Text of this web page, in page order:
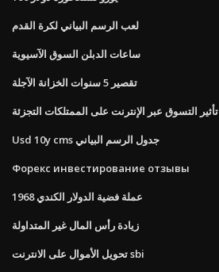
لعب الرسم البياني لكرة القدم
ساعات الدبلن السوق الآسيوية
تقصير 5 سنوات الخزانة الآجلة
تأثير التسوق عبر الإنترنت على الممتلكات التجزئة
Usd 10y cms جدول الرسم البياني
Форекс инвестирование отзывы
1968 عملة فضية الدولار الكندي
زيادة رأس المال غير المتداولة
تحويل الأموال على الانترنت sbi